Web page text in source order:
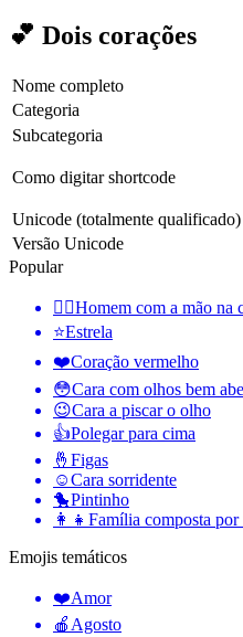
💕 Dois corações
Nome completo
Categoria
Subcategoria
Como digitar shortcode
Unicode (totalmente qualificado)
Versão Unicode
Popular
🤦‍♂️Homem com a mão na
⭐Estrela
❤️Coração vermelho
😳Cara com olhos bem
😉Cara a piscar o olho
👍Polegar para cima
🤞 Figas
☺️Cara sorridente
🐤Pintinho
👩‍👧 Família composta por
Emojis temáticos
❤️Amor
🍎 Agosto